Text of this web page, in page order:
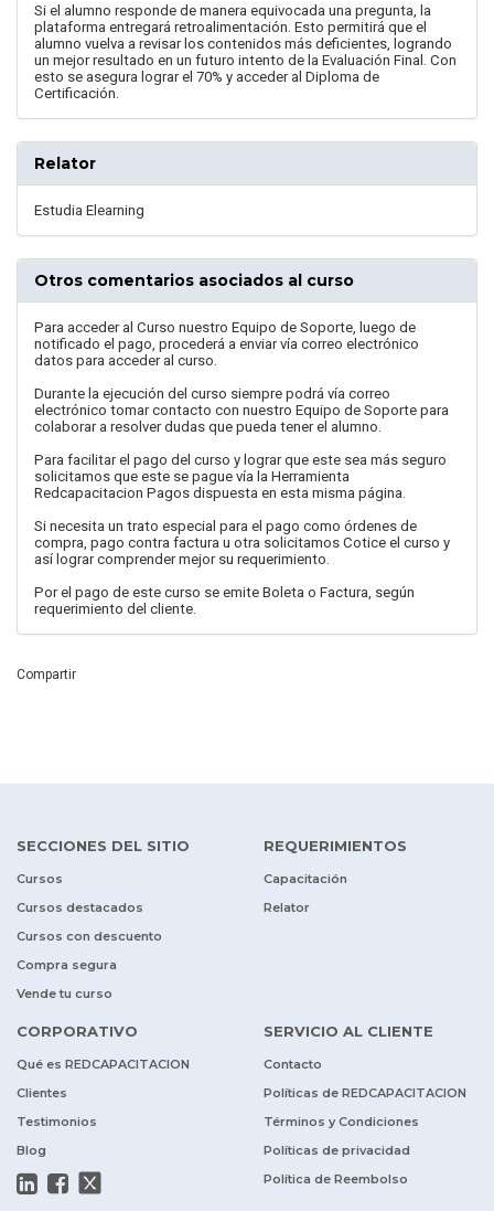
Si el alumno responde de manera equivocada una pregunta, la
plataforma entregará retroalimentación. Esto permitirá que el
alumno vuelva a revisar los contenidos más deficientes, logrando
un mejor resultado en un futuro intento de la Evaluación Final. Con
esto se asegura lograr el 70% y acceder al Diploma de
Certificación.
Relator
Estudia Elearning
Otros comentarios asociados al curso
Para acceder al Curso nuestro Equipo de Soporte, luego de
notificado el pago, procederá a enviar vía correo electrónico
datos para acceder al curso.
Durante la ejecución del curso siempre podrá vía correo
electrónico tomar contacto con nuestro Equipo de Soporte para
colaborar a resolver dudas que pueda tener el alumno.
Para facilitar el pago del curso y lograr que este sea más seguro
solicitamos que este se pague vía la Herramienta
Redcapacitacion Pagos dispuesta en esta misma página.
Si necesita un trato especial para el pago como órdenes de
compra, pago contra factura u otra solicitamos Cotice el curso y
así lograr comprender mejor su requerimiento.
Por el pago de este curso se emite Boleta o Factura, según
requerimiento del cliente.
Compartir
SECCIONES DEL SITIO
Cursos
Cursos destacados
Cursos con descuento
Compra segura
Vende tu curso
REQUERIMIENTOS
Capacitación
Relator
CORPORATIVO
Qué es REDCAPACITACION
Clientes
Testimonios
Blog
SERVICIO AL CLIENTE
Contacto
Políticas de REDCAPACITACION
Términos y Condiciones
Políticas de privacidad
Política de Reembolso